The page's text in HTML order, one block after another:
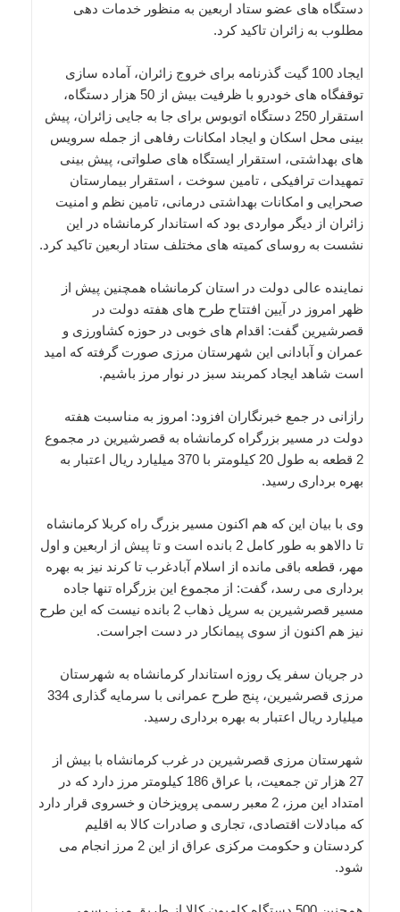
دستگاه های عضو ستاد اربعین به منظور خدمات دهی
مطلوب به زائران تاکید کرد.
ایجاد 100 گیت گذرنامه برای خروج زائران، آماده سازی
توقفگاه های خودرو با ظرفیت بیش از 50 هزار دستگاه،
استقرار 250 دستگاه اتوبوس برای جا به جایی زائران، پیش
بینی محل اسکان و ایجاد امکانات رفاهی از جمله سرویس
های بهداشتی، استقرار ایستگاه های صلواتی، پیش بینی
تمهیدات ترافیکی ، تامین سوخت ، استقرار بیمارستان
صحرایی و امکانات بهداشتی درمانی، تامین نظم و امنیت
زائران از دیگر مواردی بود که استاندار کرمانشاه در این
نشست به روسای کمیته های مختلف ستاد اربعین تاکید کرد.
نماینده عالی دولت در استان کرمانشاه همچنین پیش از
ظهر امروز در آیین افتتاح طرح های هفته دولت در
قصرشیرین گفت: اقدام های خوبی در حوزه کشاورزی و
عمران و آبادانی این شهرستان مرزی صورت گرفته که امید
است شاهد ایجاد کمربند سبز در نوار مرز باشیم.
رازانی در جمع خبرنگاران افزود: امروز به مناسبت هفته
دولت در مسیر بزرگراه کرمانشاه به قصرشیرین در مجموع
2 قطعه به طول 20 کیلومتر با 370 میلیارد ریال اعتبار به
بهره برداری رسید.
وی با بیان این که هم اکنون مسیر بزرگ راه کربلا کرمانشاه
تا دالاهو به طور کامل 2 بانده است و تا پیش از اربعین و اول
مهر، قطعه باقی مانده از اسلام آبادغرب تا کرند نیز به بهره
برداری می رسد، گفت: از مجموع این بزرگراه تنها جاده
مسیر قصرشیرین به سرپل ذهاب 2 بانده نیست که این طرح
نیز هم اکنون از سوی پیمانکار در دست اجراست.
در جریان سفر یک روزه استاندار کرمانشاه به شهرستان
مرزی قصرشیرین، پنج طرح عمرانی با سرمایه گذاری 334
میلیارد ریال اعتبار به بهره برداری رسید.
شهرستان مرزی قصرشیرین در غرب کرمانشاه با بیش از
27 هزار تن جمعیت، با عراق 186 کیلومتر مرز دارد که در
امتداد این مرز، 2 معبر رسمی پرویزخان و خسروی قرار دارد
که مبادلات اقتصادی، تجاری و صادرات کالا به اقلیم
کردستان و حکومت مرکزی عراق از این 2 مرز انجام می
شود.